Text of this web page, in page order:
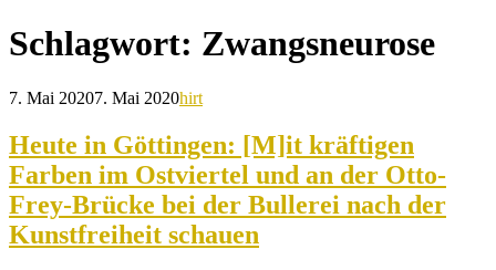
Schlagwort: Zwangsneurose
7. Mai 20207. Mai 2020hirt
Heute in Göttingen: [M]it kräftigen
Farben im Ostviertel und an der Otto-
Frey-Brücke bei der Bullerei nach der
Kunstfreiheit schauen